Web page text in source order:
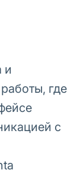
и
где
с